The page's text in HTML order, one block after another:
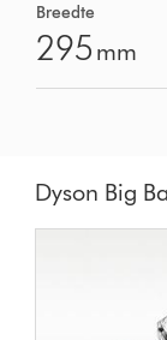
Breedte
295 mm
Dyson Big